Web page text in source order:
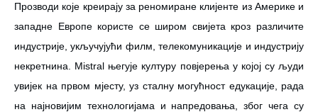
Прозводи које креирају за реномиране клијенте из Америке и
западне Европе користе се широм свијета кроз различите
индустрије, укључујући филм, телекомуникације и индустрију
некретнина. Mistral његује културу повјерења у којој су људи
увијек на првом мјесту, уз сталну могућност едукације, рада
на најновијим технологијама и напредовања, због чега су